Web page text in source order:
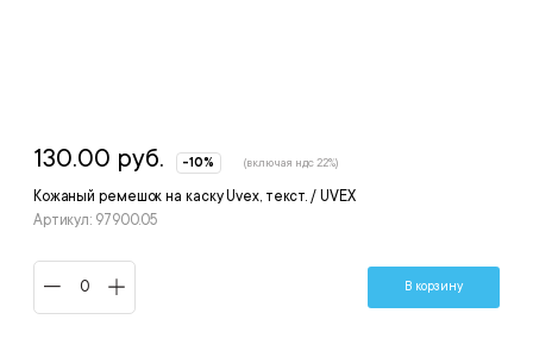
Кожаный ремешок на каску Uvex, текст. / UVEX
Артикул: 97900.05
130.00 руб. -10% (включая ндс 22%)
В корзину